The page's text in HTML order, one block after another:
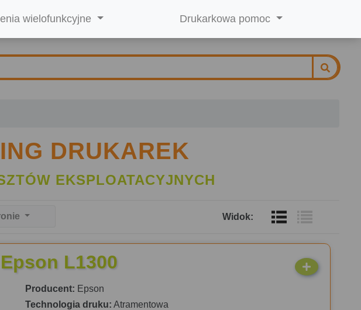
wielofunkcyjne Drukarkowa pomoc
DRUKAREK
EKSPLOATACYJNYCH
Widok:
Epson L1300
Producent: Epson
Technologia druku: Atramentowa